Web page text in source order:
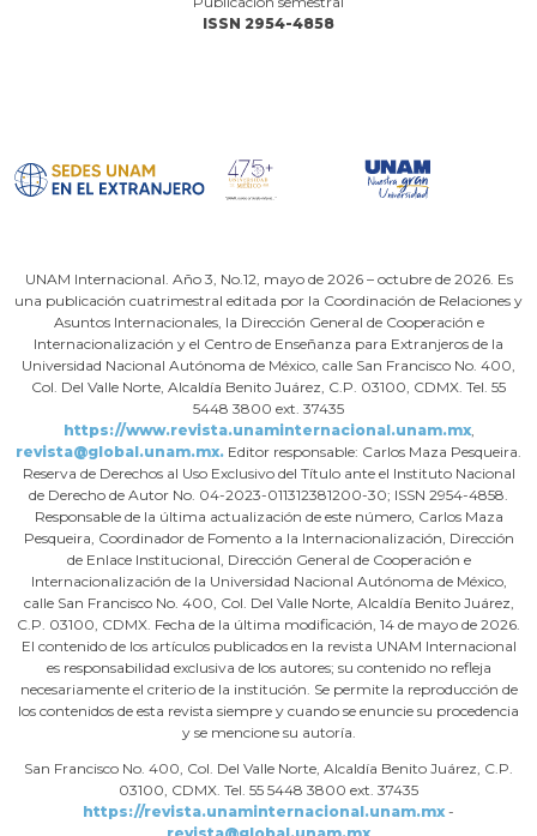
ISSN 2954-4858
UNAM Internacional. Año 3, No.12, mayo de 2026 – octubre de 2026. Es
una publicación cuatrimestral editada por la Coordinación de Relaciones y
Asuntos Internacionales, la Dirección General de Cooperación e
Internacionalización y el Centro de Enseñanza para Extranjeros de la
Universidad Nacional Autónoma de México, calle San Francisco No. 400,
Col. Del Valle Norte, Alcaldía Benito Juárez, C.P. 03100, CDMX. Tel. 55
5448 3800 ext. 37435
https://www.revista.unaminternacional.unam.mx,
revista@global.unam.mx. Editor responsable: Carlos Maza Pesqueira.
Reserva de Derechos al Uso Exclusivo del Título ante el Instituto Nacional
de Derecho de Autor No. 04-2023-011312381200-30; ISSN 2954-4858.
Responsable de la última actualización de este número, Carlos Maza
Pesqueira, Coordinador de Fomento a la Internacionalización, Dirección
de Enlace Institucional, Dirección General de Cooperación e
Internacionalización de la Universidad Nacional Autónoma de México,
calle San Francisco No. 400, Col. Del Valle Norte, Alcaldía Benito Juárez,
C.P. 03100, CDMX. Fecha de la última modificación, 14 de mayo de 2026.
El contenido de los artículos publicados en la revista UNAM Internacional
es responsabilidad exclusiva de los autores; su contenido no refleja
necesariamente el criterio de la institución. Se permite la reproducción de
los contenidos de esta revista siempre y cuando se enuncie su procedencia
y se mencione su autoría.
San Francisco No. 400, Col. Del Valle Norte, Alcaldía Benito Juárez, C.P.
03100, CDMX. Tel. 55 5448 3800 ext. 37435
https://revista.unaminternacional.unam.mx -